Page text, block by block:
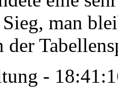
man
der
-